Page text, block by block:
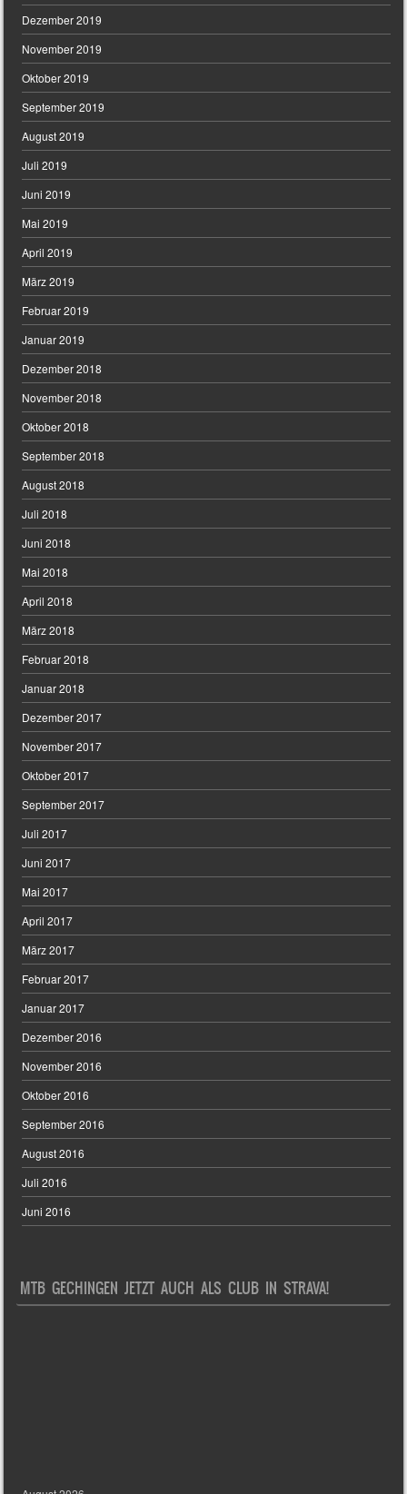
Dezember 2019
November 2019
Oktober 2019
September 2019
August 2019
Juli 2019
Juni 2019
Mai 2019
April 2019
März 2019
Februar 2019
Januar 2019
Dezember 2018
November 2018
Oktober 2018
September 2018
August 2018
Juli 2018
Juni 2018
Mai 2018
April 2018
März 2018
Februar 2018
Januar 2018
Dezember 2017
November 2017
Oktober 2017
September 2017
Juli 2017
Juni 2017
Mai 2017
April 2017
März 2017
Februar 2017
Januar 2017
Dezember 2016
November 2016
Oktober 2016
September 2016
August 2016
Juli 2016
Juni 2016
MTB GECHINGEN JETZT AUCH ALS CLUB IN STRAVA!